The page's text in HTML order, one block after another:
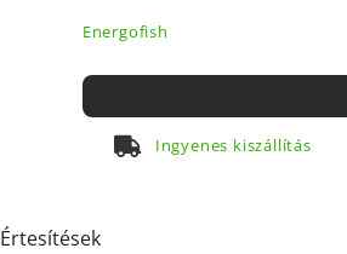
Energofish
Ingyenes kiszállítás
Értesítések